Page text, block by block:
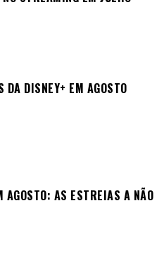
DA DISNEY+ EM AGOSTO
AGOSTO: AS ESTREIAS A NÃO